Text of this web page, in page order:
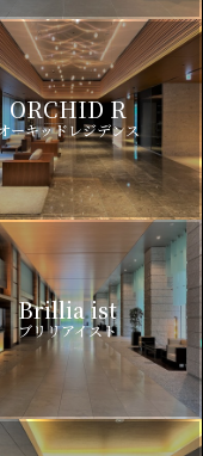
ORCHID R
ーキッドレジデンス
Brillia ist
ブリリアイスト